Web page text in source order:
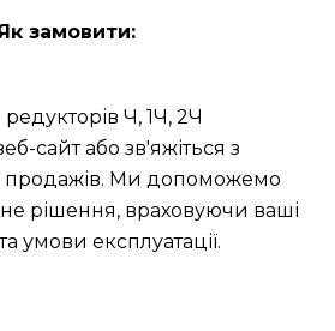
замовити:
Ч, 1Ч, 2Ч
сайт або зв'яжіться з
продажів. Ми допоможемо
рішення, враховуючи ваші
умови експлуатації.